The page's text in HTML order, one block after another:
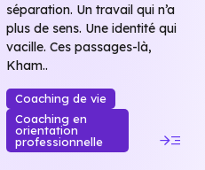
séparation. Un travail qui n’a
plus de sens. Une identité qui
vacille. Ces passages-là,
Kham..
Coaching de vie
Coaching en
orientation
professionnelle
read_more